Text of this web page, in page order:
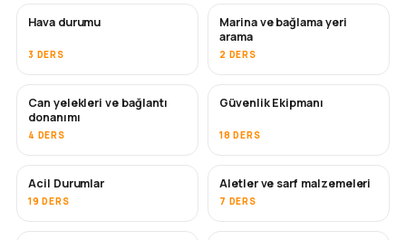
Hava durumu
3 DERS
Marina ve bağlama yeri
arama
2 DERS
Can yelekleri ve bağlantı
donanımı
4 DERS
Güvenlik Ekipmanı
18 DERS
Acil Durumlar
19 DERS
Aletler ve sarf malzemeleri
7 DERS